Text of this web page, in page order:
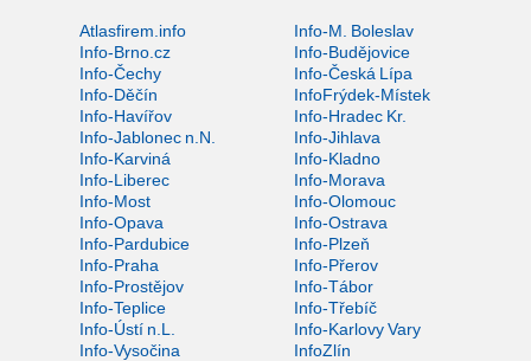
Atlasfirem.info
Info-M. Boleslav
Info-Brno.cz
Info-Budějovice
Info-Čechy
Info-Česká Lípa
Info-Děčín
InfoFrýdek-Místek
Info-Havířov
Info-Hradec Kr.
Info-Jablonec n.N.
Info-Jihlava
Info-Karviná
Info-Kladno
Info-Liberec
Info-Morava
Info-Most
Info-Olomouc
Info-Opava
Info-Ostrava
Info-Pardubice
Info-Plzeň
Info-Praha
Info-Přerov
Info-Prostějov
Info-Tábor
Info-Teplice
Info-Třebíč
Info-Ústí n.L.
Info-Karlovy Vary
Info-Vysočina
InfoZlín